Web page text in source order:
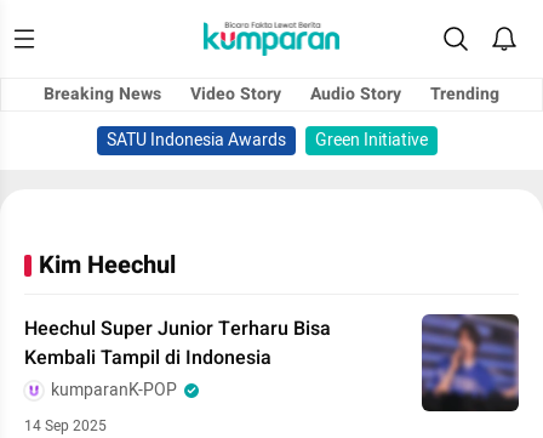
Breaking News Video Story Audio Story
Trending
SATU Indonesia Awards
Green Initiative
Kim Heechul
Heechul Super Junior Terharu Bisa
Kembali Tampil di Indonesia
kumparanK-POP
14 Sep 2025